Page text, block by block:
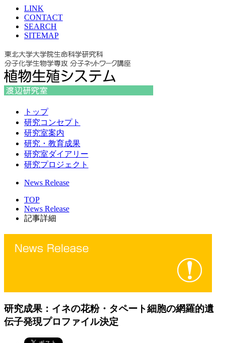
LINK
CONTACT
SEARCH
SITEMAP
トップ
研究コンセプト
研究室案内
研究・教育成果
研究室ダイアリー
研究プロジェクト
News Release
TOP
News Release
記事詳細
研究成果：イネの花粉・タペート細胞の網羅的遺
伝子発現プロファイル決定